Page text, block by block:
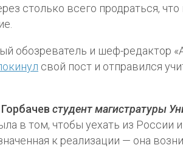
столько всего продраться,
обозреватель и шеф-редактор
свой пост и отправился
студент магистратуры
в том, чтобы уехать из
к реализации — она